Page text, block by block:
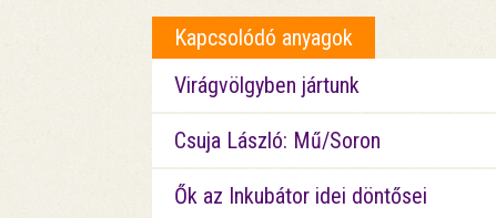
Kapcsolódó anyagok
Virágvölgyben jártunk
Csuja László: Mű/Soron
Ők az Inkubátor idei döntősei